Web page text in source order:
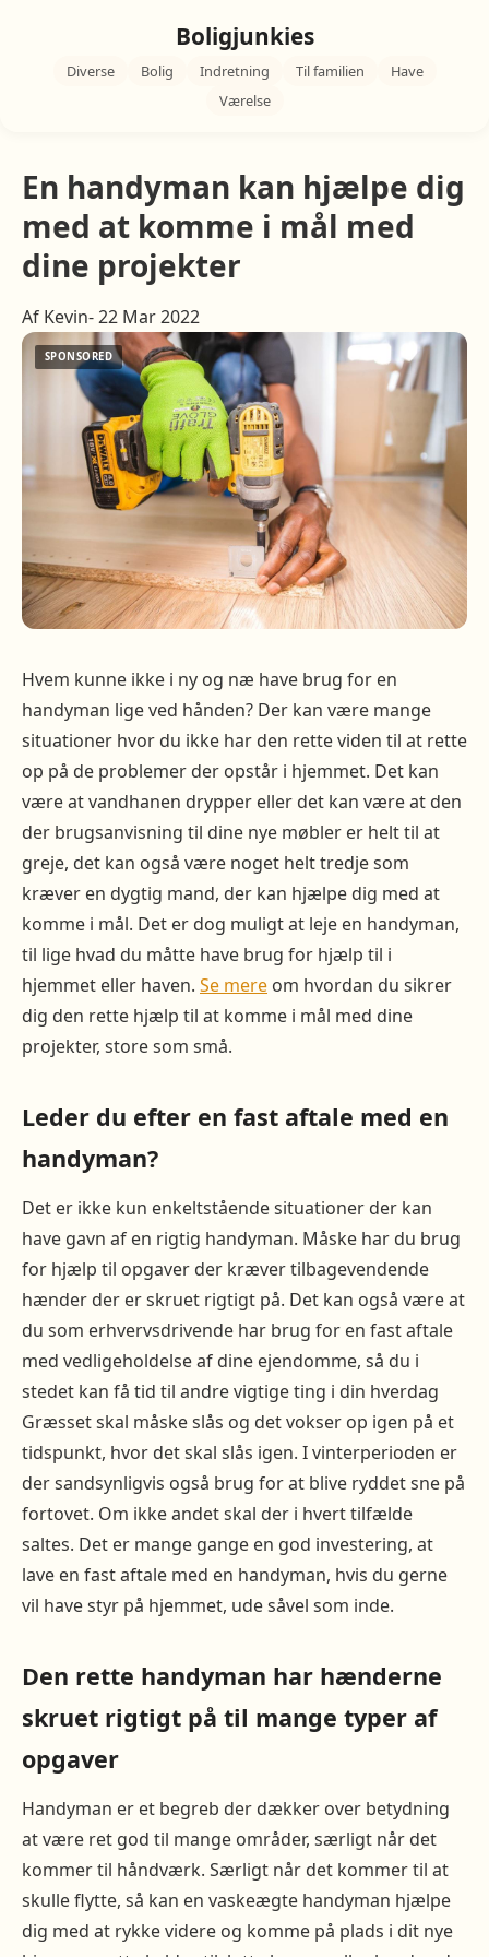
Boligjunkies
Diverse Bolig Indretning Til familien
Have
Værelse
En handyman kan hjælpe dig
med at komme i mål med
dine projekter
Af Kevin- 22 Mar 2022
Hvem kunne ikke i ny og næ have brug for en
handyman lige ved hånden? Der kan være mange
situationer hvor du ikke har den rette viden til at rette
op på de problemer der opstår i hjemmet. Det kan
være at vandhanen drypper eller det kan være at den
der brugsanvisning til dine nye møbler er helt til at
greje, det kan også være noget helt tredje som
kræver en dygtig mand, der kan hjælpe dig med at
komme i mål. Det er dog muligt at leje en handyman,
til lige hvad du måtte have brug for hjælp til i
hjemmet eller haven. Se mere om hvordan du sikrer
dig den rette hjælp til at komme i mål med dine
projekter, store som små.
Leder du efter en fast aftale med en
handyman?
Det er ikke kun enkeltstående situationer der kan
have gavn af en rigtig handyman. Måske har du brug
for hjælp til opgaver der kræver tilbagevendende
hænder der er skruet rigtigt på. Det kan også være at
du som erhvervsdrivende har brug for en fast aftale
med vedligeholdelse af dine ejendomme, så du i
stedet kan få tid til andre vigtige ting i din hverdag
Græsset skal måske slås og det vokser op igen på et
tidspunkt, hvor det skal slås igen. I vinterperioden er
der sandsynligvis også brug for at blive ryddet sne på
fortovet. Om ikke andet skal der i hvert tilfælde
saltes. Det er mange gange en god investering, at
lave en fast aftale med en handyman, hvis du gerne
vil have styr på hjemmet, ude såvel som inde.
Den rette handyman har hænderne
skruet rigtigt på til mange typer af
opgaver
Handyman er et begreb der dækker over betydning
at være ret god til mange områder, særligt når det
kommer til håndværk. Særligt når det kommer til at
skulle flytte, så kan en vaskeægte handyman hjælpe
dig med at rykke videre og komme på plads i dit nye